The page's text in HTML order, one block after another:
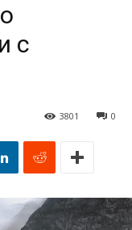
с
0
3801